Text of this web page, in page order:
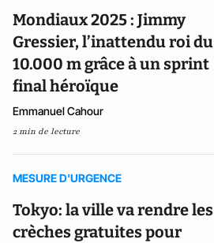
Mondiaux 2025 : Jimmy
Gressier, l’inattendu roi du
10.000 m grâce à un sprint
final héroïque
Emmanuel Cahour
2 min de lecture
MESURE D'URGENCE
Tokyo: la ville va rendre les
crèches gratuites pour